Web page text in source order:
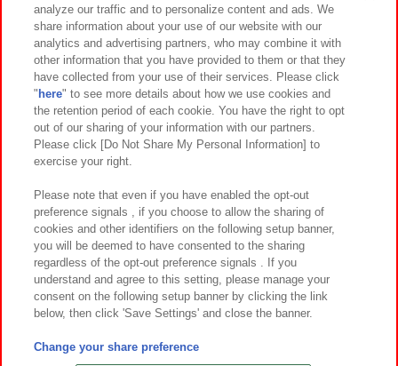
イベント・キャンペーン
関連会社 サステナビリティ サイトポリシー
プライバシーポリシー ウェブアクセシビリティ方針と検証結果
お取引先さまとともに
カスタマーハラスメント対応方針 よくあるご質問・お問い合わせ
©Bandai Namco Amusement Inc.
©Bandai Namco Amusement Lab Inc.
analyze our traffic and to personalize content and ads. We
share information about your use of our website with our
analytics and advertising partners, who may combine it with
other information that you have provided to them or that they
have collected from your use of their services. Please click
" here" to see more details about how we use cookies and
the retention period of each cookie. You have the right to opt
out of our sharing of your information with our partners.
Please click [Do Not Share My Personal Information] to
exercise your right.
Please note that even if you have enabled the opt-out
preference signals , if you choose to allow the sharing of
cookies and other identifiers on the following setup banner,
you will be deemed to have consented to the sharing
regardless of the opt-out preference signals . If you
understand and agree to this setting, please manage your
consent on the following setup banner by clicking the link
below, then click 'Save Settings' and close the banner.
Change your share preference